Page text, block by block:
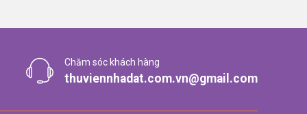
về bất động sản. Khách hàng có nhu cầu có
Elite Life
Chăm sóc khách hàng
thuviennhadat.com.vn@gmail.com